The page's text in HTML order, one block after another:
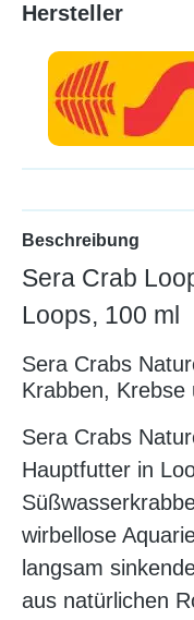
Hersteller
Beschreibung
Sera Crab
Loops, 100 ml
Sera Crabs
Krabben, Krebse
Sera Crabs
Hauptfutter in
wirbellose
langsam
aus natürlichen